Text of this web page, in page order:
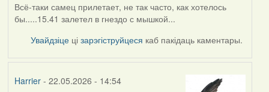
Всё-таки самец прилетает, не так часто, как хотелось
бы.....15.41 залетел в гнездо с мышкой...
Увайдзіце цізарэгіструйцеся каб пакідаць каментары.
Harrier- 22.05.2026 - 14:54